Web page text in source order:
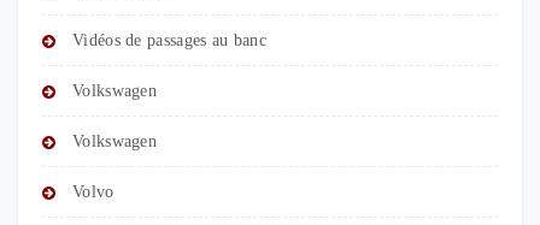
Vidéos de passages au banc
Volkswagen
Volkswagen
Volvo